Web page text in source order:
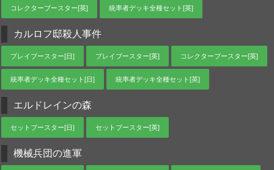
コレクターブースター[英] 統率者デッキ全種セット[英]
カルロフ邸殺人事件
プレイブースター[日] プレイブースター[英] コレクターブースター[英]
統率者デッキ全種セット[日] 統率者デッキ全種セット[英]
エルドレインの森
セットブースター[日] セットブースター[英]
機械兵団の進軍